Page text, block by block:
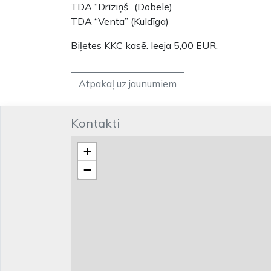
TDA “Drīziņš” (Dobele)
TDA “Venta” (Kuldīga)
Biļetes KKC kasē. Ieeja 5,00 EUR.
Atpakaļ uz jaunumiem
Kontakti
+
−